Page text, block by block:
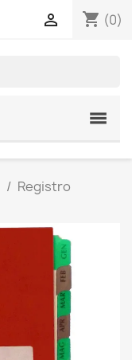
shopping_cart (0)

Registro